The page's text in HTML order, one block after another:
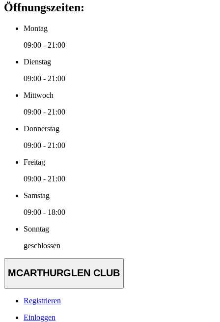
Öffnungszeiten:
Montag
09:00 - 21:00
Dienstag
09:00 - 21:00
Mittwoch
09:00 - 21:00
Donnerstag
09:00 - 21:00
Freitag
09:00 - 21:00
Samstag
09:00 - 18:00
Sonntag
geschlossen
MCARTHURGLEN CLUB
Registrieren
Einloggen